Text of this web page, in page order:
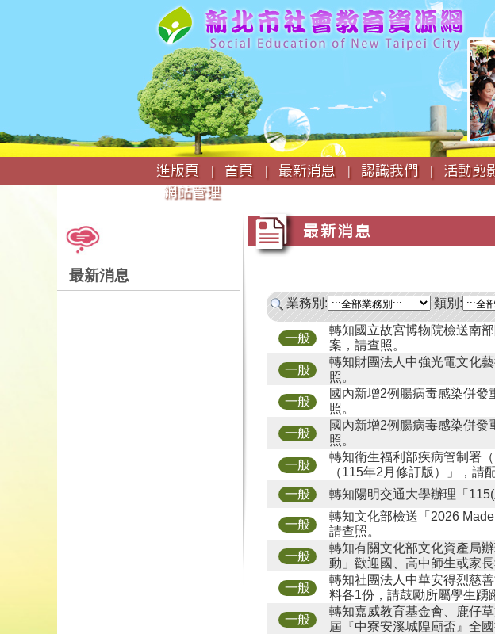
:::
進版頁 |
首頁 | 最新消息 | 認識我們 | 活動剪
網站管理
最新消息
最新消息
業務別: 類別:
一般
轉知國立故宮博物院檢送南
案，請查照。
一般
轉知財團法人中強光電文化
照。
一般
國內新增2例腸病毒感染併
照。
一般
國內新增2例腸病毒感染併
照。
一般
轉知衛生福利部疾病管制署
（115年2月修訂版）」，請
一般 轉知陽明交通大學辦理「
一般
轉知文化部檢送「2026
請查照。
一般
轉知有關文化部文化資產局
動」歡迎國、高中師生或家長
一般
轉知社團法人中華安得烈慈
料各1份，請鼓勵所屬學生踴
一般
轉知嘉威教育基金會、鹿仔
屆『中寮安溪城隍廟盃』全